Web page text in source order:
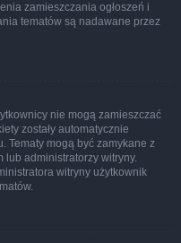
zamieszczania ogłoszeń i
tematów są nadawane przez
nie mogą zamieszczać
zostały automatycznie
Tematy mogą być zamykane z
administratorzy witryny.
witryny użytkownik